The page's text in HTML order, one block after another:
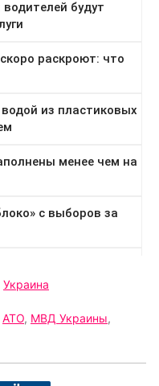
Украина
АТО, МВД Украины,